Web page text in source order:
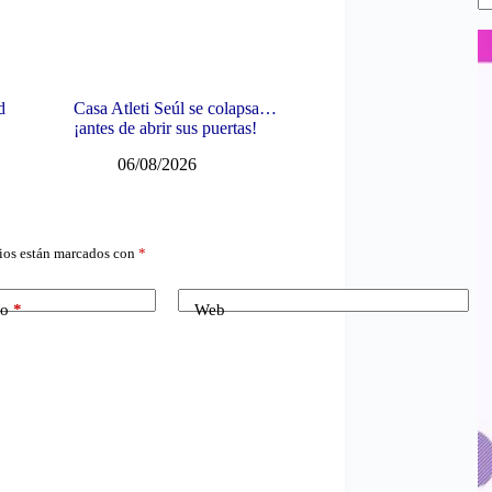
Casa Atleti Seúl se colapsa…
¡antes de abrir sus puertas!
06/08/2026
están marcados con *
* Web